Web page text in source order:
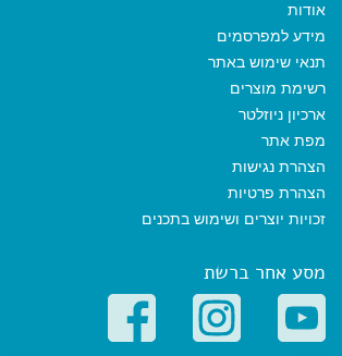
אודות
מידע למפרסמים
תנאי שימוש באתר
רשימת מוצרים
ארכיון ניוזלטר
מפת אתר
הצהרת נגישות
הצהרת פרטיות
זכויות יוצרים ושימוש בתכנים
מסע אחר ברשת